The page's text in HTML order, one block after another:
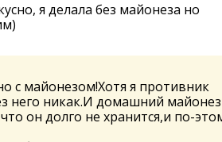
я делала без майонеза но
с майонезом!Хотя я противник
него никак.И домашний майонез
он долго не хранится,и по-